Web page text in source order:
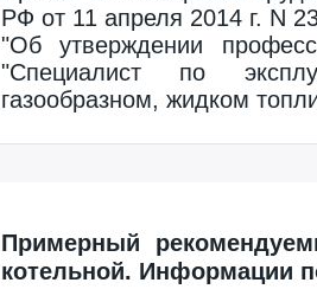
РФ от 11 апреля 2014 г. N
"Об утверждении
"Специалист по
газообразном, жидком
Примерный
котельной. Информации